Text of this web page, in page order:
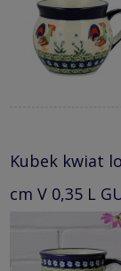
Kubek kwiat
cm V 0,35 L